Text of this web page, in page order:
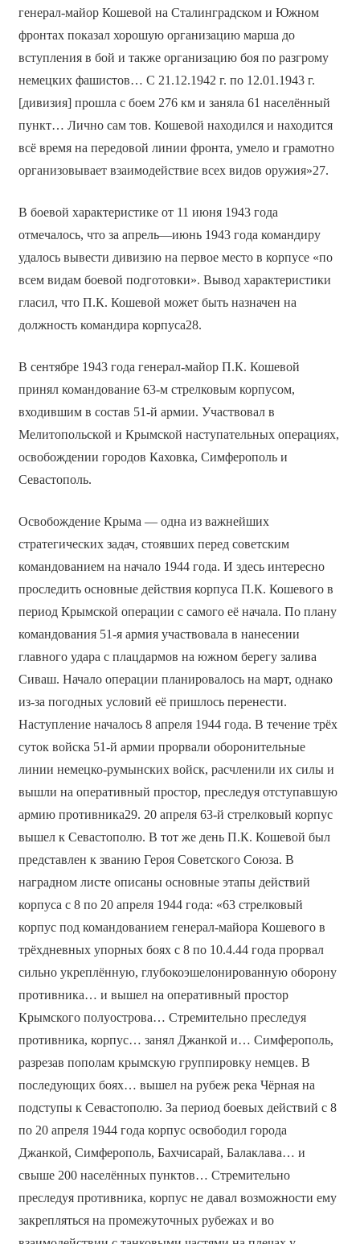
генерал-майор Кошевой на Сталинградском и Южном
фронтах показал хорошую организацию марша до
вступления в бой и также организацию боя по разгрому
немецких фашистов… С 21.12.1942 г. по 12.01.1943 г.
[дивизия] прошла с боем 276 км и заняла 61 населённый
пункт… Лично сам тов. Кошевой находился и находится
всё время на передовой линии фронта, умело и грамотно
организовывает взаимодействие всех видов оружия»27.
В боевой характеристике от 11 июня 1943 года
отмечалось, что за апрель—июнь 1943 года командиру
удалось вывести дивизию на первое место в корпусе «по
всем видам боевой подготовки». Вывод характеристики
гласил, что П.К. Кошевой может быть назначен на
должность командира корпуса28.
В сентябре 1943 года генерал-майор П.К. Кошевой
принял командование 63-м стрелковым корпусом,
входившим в состав 51-й армии. Участвовал в
Мелитопольской и Крымской наступательных операциях,
освобождении городов Каховка, Симферополь и
Севастополь.
Освобождение Крыма — одна из важнейших
стратегических задач, стоявших перед советским
командованием на начало 1944 года. И здесь интересно
проследить основные действия корпуса П.К. Кошевого в
период Крымской операции с самого её начала. По плану
командования 51-я армия участвовала в нанесении
главного удара с плацдармов на южном берегу залива
Сиваш. Начало операции планировалось на март, однако
из-за погодных условий её пришлось перенести.
Наступление началось 8 апреля 1944 года. В течение трёх
суток войска 51-й армии прорвали оборонительные
линии немецко-румынских войск, расчленили их силы и
вышли на оперативный простор, преследуя отступавшую
армию противника29. 20 апреля 63-й стрелковый корпус
вышел к Севастополю. В тот же день П.К. Кошевой был
представлен к званию Героя Советского Союза. В
наградном листе описаны основные этапы действий
корпуса с 8 по 20 апреля 1944 года: «63 стрелковый
корпус под командованием генерал-майора Кошевого в
трёхдневных упорных боях с 8 по 10.4.44 года прорвал
сильно укреплённую, глубокоэшелонированную оборону
противника… и вышел на оперативный простор
Крымского полуострова… Стремительно преследуя
противника, корпус… занял Джанкой и… Симферополь,
разрезав пополам крымскую группировку немцев. В
последующих боях… вышел на рубеж река Чёрная на
подступы к Севастополю. За период боевых действий с 8
по 20 апреля 1944 года корпус освободил города
Джанкой, Симферополь, Бахчисарай, Балаклава… и
свыше 200 населённых пунктов… Стремительно
преследуя противника, корпус не давал возможности ему
закрепляться на промежуточных рубежах и во